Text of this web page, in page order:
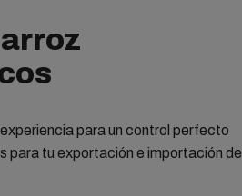
para un control perfecto
para tu exportación e importación de